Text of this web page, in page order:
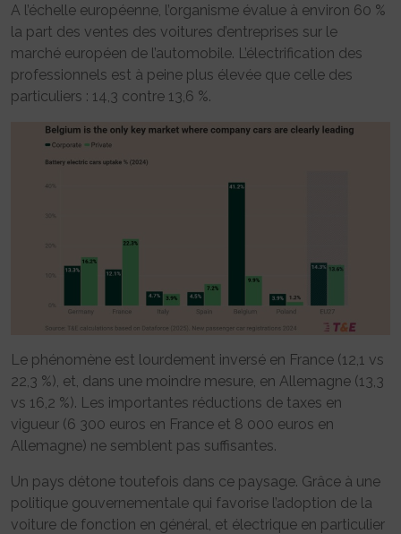
A l’échelle européenne, l’organisme évalue à environ 60 %
la part des ventes des voitures d’entreprises sur le
marché européen de l’automobile. L’électrification des
professionnels est à peine plus élevée que celle des
particuliers : 14,3 contre 13,6 %.
Le phénomène est lourdement inversé en France (12,1 vs
22,3 %), et, dans une moindre mesure, en Allemagne (13,3
vs 16,2 %). Les importantes réductions de taxes en
vigueur (6 300 euros en France et 8 000 euros en
Allemagne) ne semblent pas suffisantes.
Un pays détone toutefois dans ce paysage. Grâce à une
politique gouvernementale qui favorise l’adoption de la
voiture de fonction en général, et électrique en particulier